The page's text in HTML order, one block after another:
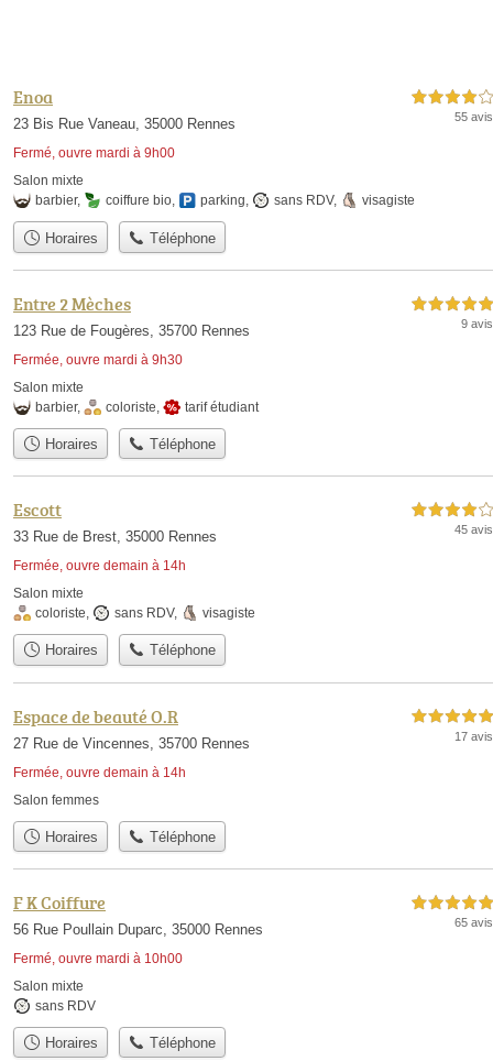
Enoa
23 Bis Rue Vaneau, 35000 Rennes
Fermé, ouvre mardi à 9h00
4,0 étoiles sur 5
55 avis
Salon mixte
barbier, coiffure bio, parking, sans RDV, visagiste
Horaires Téléphone
Entre 2 Mèches
123 Rue de Fougères, 35700 Rennes
Fermée, ouvre mardi à 9h30
5,0 étoiles sur 5
9 avis
Salon mixte
barbier, coloriste tarif étudiant
Horaires Téléphone
Escott
33 Rue de Brest, 35000 Rennes
Fermée, ouvre demain à 14h
4,0 étoiles sur 5
45 avis
Salon mixte
coloriste, sans RDV, visagiste
Horaires Téléphone
Espace de beauté O.R
27 Rue de Vincennes, 35700 Rennes
Fermée, ouvre demain à 14h
5,0 étoiles sur 5
17 avis
Salon femmes
Horaires Téléphone
F K Coiffure
56 Rue Poullain Duparc, 35000 Rennes
Fermé, ouvre mardi à 10h00
5,0 étoiles sur 5
65 avis
Salon mixte
sans RDV
Horaires Téléphone